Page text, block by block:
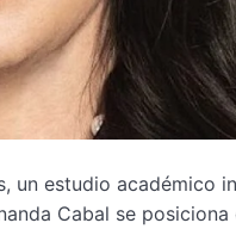
un estudio académico
Cabal se